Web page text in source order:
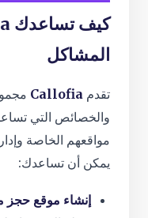
المشاكل
تقدم Callofia
والخصائص التي
مواقعهم الخاصة
يمكن أن تساعدك:
إنشاء موقع حجز